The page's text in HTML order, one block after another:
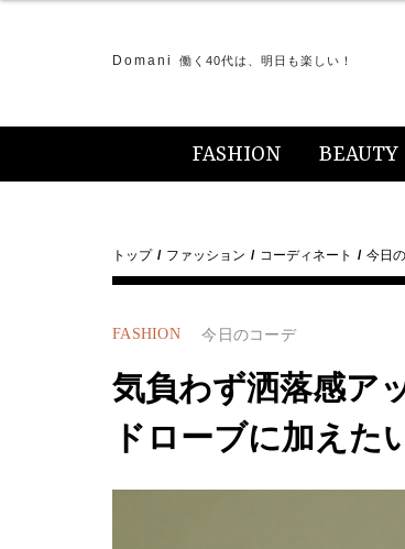
Domani 働く40代は、明日も楽しい！
FASHION BEAUTY
トップ ファッション コーディネート 今日
FASHION 今日のコーデ
気負わず洒落感ア
ドローブに加えた